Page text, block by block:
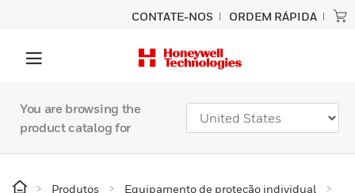
CONTATE-NOS ORDEM RÁPIDA
You are browsing the
product catalog for
Produtos
Equipamento de proteção individual